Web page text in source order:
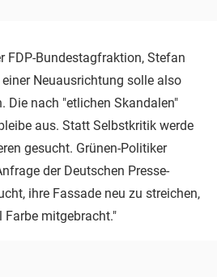
FDP-Bundestagfraktion, Stefan
Neuausrichtung solle also
Die nach "etlichen Skandalen"
aus. Statt Selbstkritik werde
gesucht. Grünen-Politiker
der Deutschen Presse-
ihre Fassade neu zu streichen,
mitgebracht."